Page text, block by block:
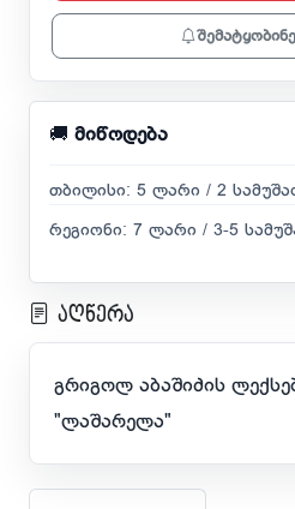
შემატყობინე
🚚 მიწოდება
თბილისი: 5 ლარი / 2
რეგიონი: 7 ლარი / 3-5
აღწერა
გრიგოლ აბაშიძის
"ლაშარელა"